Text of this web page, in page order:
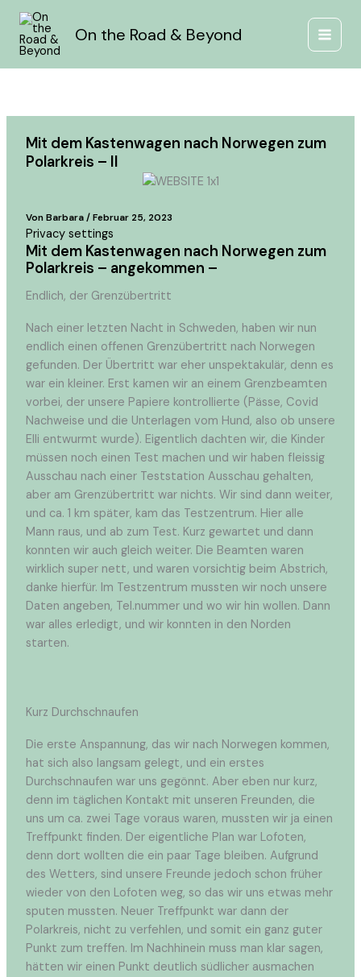
Zum
Inhalt
springen
On the Road & Beyond
Mit dem Kastenwagen nach Norwegen zum
Polarkreis – II
VonBarbara/Februar 25, 2023
Privacy settings
Mit dem Kastenwagen nach Norwegen zum
Polarkreis – angekommen –
Endlich, der Grenzübertritt
Nach einer letzten Nacht in Schweden, haben wir nun
endlich einen offenen Grenzübertritt nach Norwegen
gefunden. Der Übertritt war eher unspektakulär, denn es
war ein kleiner. Erst kamen wir an einem Grenzbeamten
vorbei, der unsere Papiere kontrollierte (Pässe, Covid
Nachweise und die Unterlagen vom Hund, also ob unsere
Elli entwurmt wurde). Eigentlich dachten wir, die Kinder
müssen noch einen Test machen und wir haben fleissig
Ausschau nach einer Teststation Ausschau gehalten,
aber am Grenzübertritt war nichts. Wir sind dann weiter,
und ca. 1 km später, kam das Testzentrum. Hier alle
Mann raus, und ab zum Test. Kurz gewartet und dann
konnten wir auch gleich weiter. Die Beamten waren
wirklich super nett, und waren vorsichtig beim Abstrich,
danke hierfür. Im Testzentrum mussten wir noch unsere
Daten angeben, Tel.nummer und wo wir hin wollen. Dann
war alles erledigt, und wir konnten in den Norden
starten.
Kurz Durchschnaufen
Die erste Anspannung, das wir nach Norwegen kommen,
hat sich also langsam gelegt, und ein erstes
Durchschnaufen war uns gegönnt. Aber eben nur kurz,
denn im täglichen Kontakt mit unseren Freunden, die
uns um ca. zwei Tage voraus waren, mussten wir ja einen
Treffpunkt finden. Der eigentliche Plan war Lofoten,
denn dort wollten die ein paar Tage bleiben. Aufgrund
des Wetters, sind unsere Freunde jedoch schon früher
wieder von den Lofoten weg, so das wir uns etwas mehr
sputen mussten. Neuer Treffpunkt war dann der
Polarkreis, nicht zu verfehlen, und somit ein ganz guter
Punkt zum treffen. Im Nachhinein muss man klar sagen,
hätten wir einen Punkt deutlich südlicher ausmachen